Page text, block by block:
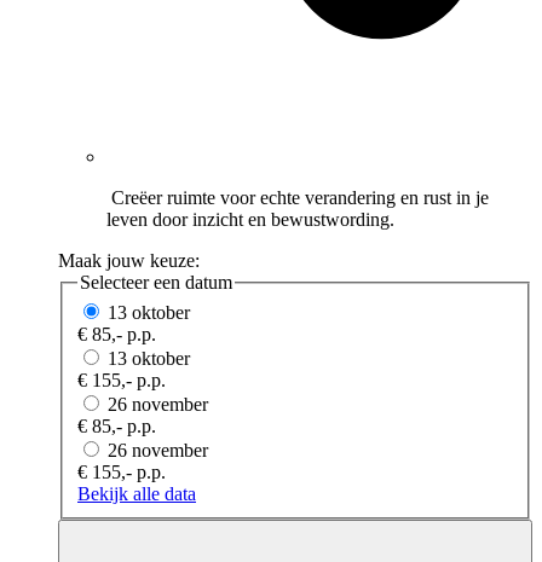
Creëer ruimte voor echte verandering en rust in je
leven door inzicht en bewustwording.
Maak jouw keuze:
Selecteer een datum
13 oktober
€ 85,- p.p.
13 oktober
€ 155,- p.p.
26 november
€ 85,- p.p.
26 november
€ 155,- p.p.
Bekijk alle data